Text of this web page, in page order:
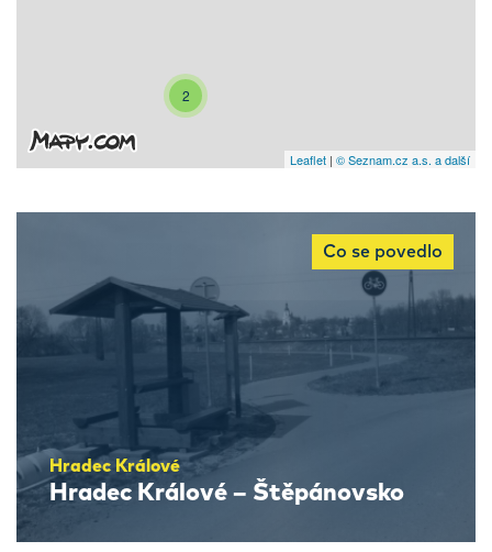
2
Leaflet | © Seznam.cz a.s. a další
Co se povedlo
Hradec Králové
Hradec Králové – Štěpánovsko